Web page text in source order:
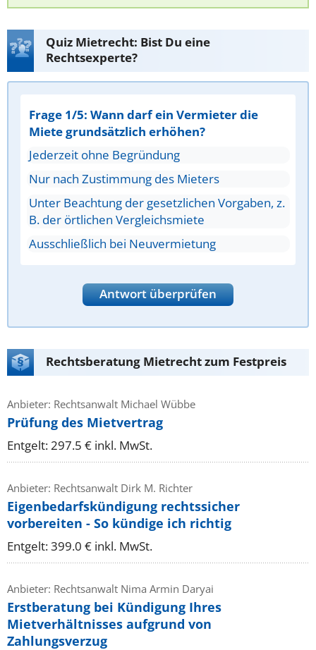
Quiz Mietrecht: Bist Du eine
Rechtsexperte?
Frage 1/5: Wann darf ein Vermieter die
Miete grundsätzlich erhöhen?
Jederzeit ohne Begründung
Nur nach Zustimmung des Mieters
Unter Beachtung der gesetzlichen Vorgaben, z.
B. der örtlichen Vergleichsmiete
Ausschließlich bei Neuvermietung
Antwort überprüfen
Rechtsberatung Mietrecht zum Festpreis
Anbieter: Rechtsanwalt Michael Wübbe
Prüfung des Mietvertrag
Entgelt: 297.5 € inkl. MwSt.
Anbieter: Rechtsanwalt Dirk M. Richter
Eigenbedarfskündigung rechtssicher
vorbereiten - So kündige ich richtig
Entgelt: 399.0 € inkl. MwSt.
Anbieter: Rechtsanwalt Nima Armin Daryai
Erstberatung bei Kündigung Ihres
Mietverhältnisses aufgrund von
Zahlungsverzug